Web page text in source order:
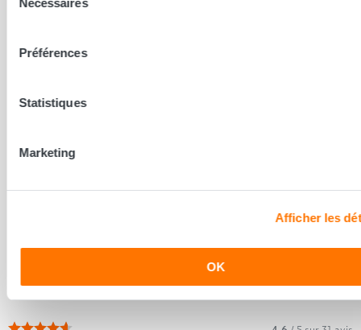
Préférences
Statistiques
Marketing
Afficher les
OK